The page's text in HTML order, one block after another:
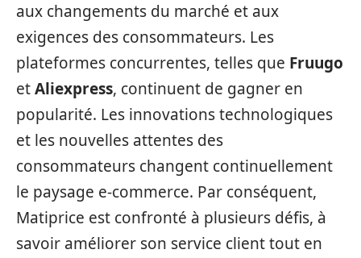
aux changements du marché et aux
exigences des consommateurs. Les
plateformes concurrentes, telles que Fruugo
etAliexpress, continuent de gagner en
popularité. Les innovations technologiques
et les nouvelles attentes des
consommateurs changent continuellement
le paysage e-commerce. Par conséquent,
Matiprice est confronté à plusieurs défis, à
savoir améliorer son service client tout en